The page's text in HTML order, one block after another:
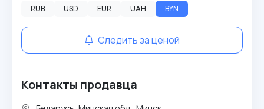
RUB USD EUR UAH BYN
Следить за ценой
Контакты продавца